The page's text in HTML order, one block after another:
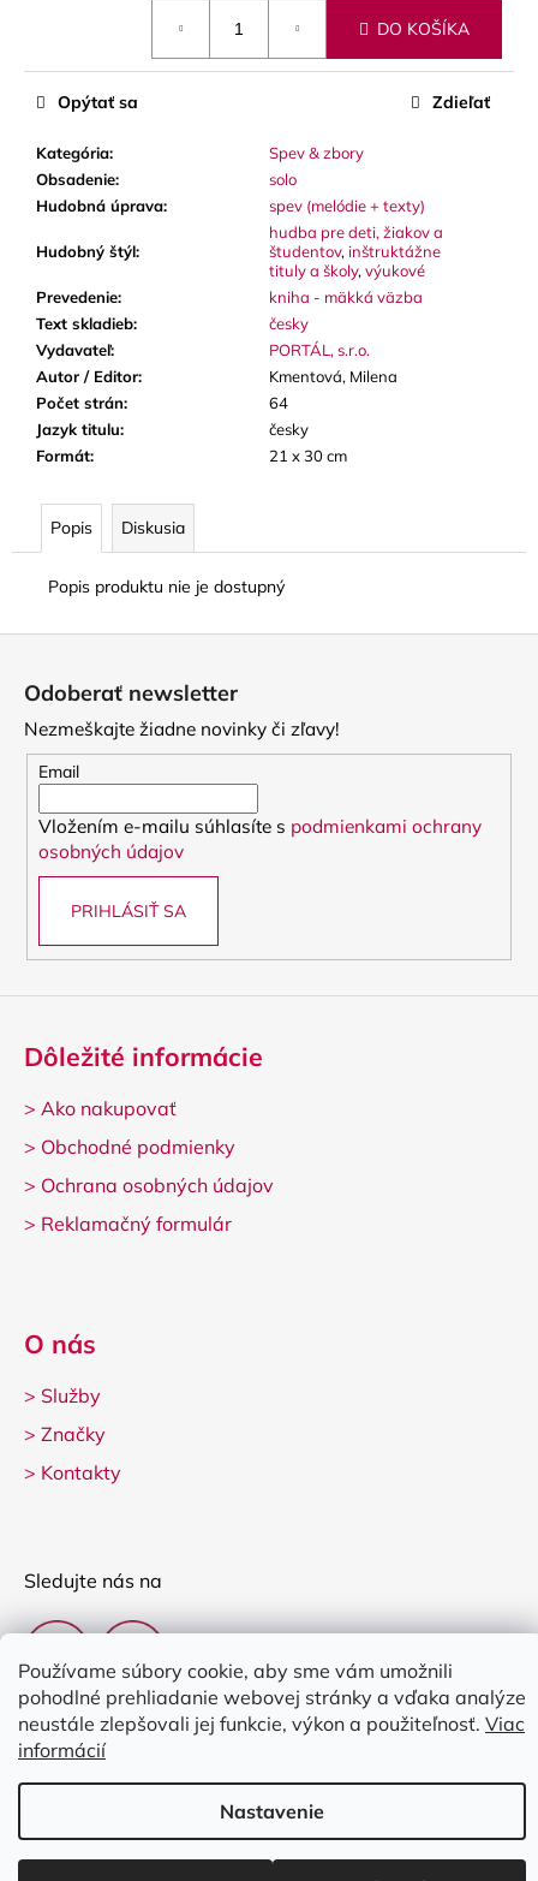
Používame súbory cookie, aby sme vám umožnili
pohodlné prehliadanie webovej stránky a vďaka analýze
neustále zlepšovali jej funkcie, výkon a použiteľnosť. Viac
informácií
Nastavenie
DO KOŠÍKA
Kategória:
Spev & zbory
Obsadenie:
solo
Hudobná úprava: spev (melódie + texty)
Hudobný štýl:
hudba pre deti, žiakov a
študentov, inštruktážne
tituly a školy, výukové
Prevedenie:
kniha - mäkká väzba
Text skladieb:
česky
Vydavateľ:
PORTÁL, s.r.o.
Autor / Editor:
Kmentová, Milena
Počet strán:
64
Jazyk titulu:
česky
Formát: 21 x 30 cm
Opýtať sa Zdieľať
Popis Diskusia
Popis produktu nie je dostupný
Odoberať newsletter
Nezmeškajte žiadne novinky či zľavy!
Email
Vložením e-mailu súhlasíte s podmienkami ochrany
osobných údajov
PRIHLÁSIŤ SA
Dôležité informácie
> Ako nakupovať
> Obchodné podmienky
> Ochrana osobných údajov
> Reklamačný formulár
O nás
> Služby
> Značky
> Kontakty
Sledujte nás na